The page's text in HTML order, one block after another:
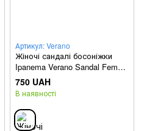
Артикул: Verano
Жіночі сандалі босоніжки
Ipanema Verano Sandal Fem
83518-AQ689 чорні 41/42
750 UAH
В наявності